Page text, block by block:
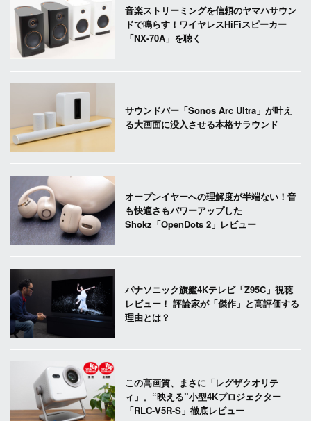
音楽ストリーミングを信頼のヤマハサウン
ドで鳴らす！ワイヤレスHiFiスピーカー
「NX-70A」を聴く
サウンドバー「Sonos Arc Ultra」が叶え
る大画面に没入させる本格サラウンド
オープンイヤーへの理解度が半端ない！音
も快適さもパワーアップした
Shokz「OpenDots 2」レビュー
パナソニック旗艦4Kテレビ「Z95C」視聴
レビュー！ 評論家が「傑作」と高評価する
理由とは？
この高画質、まさに「レグザクオリテ
ィ」。“映える”小型4Kプロジェクター
「RLC-V5R-S」徹底レビュー